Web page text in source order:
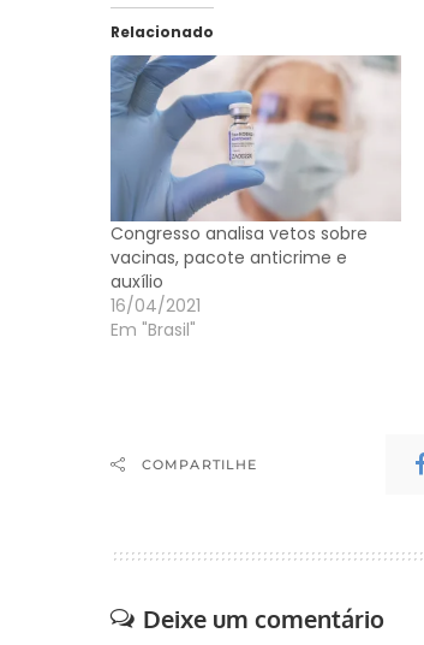
Relacionado
Congresso analisa vetos sobre
vacinas, pacote anticrime e
auxílio
16/04/2021
Em "Brasil"
COMPARTILHE
Deixe um comentário